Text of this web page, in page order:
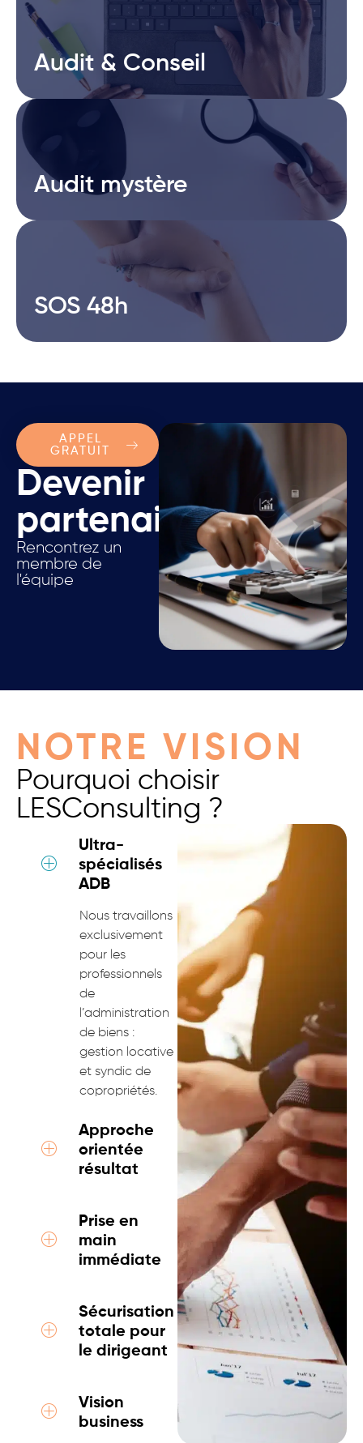
Audit & Conseil
Audit & Conseil
Audit mystère
Audit mystère
SOS 48h
SOS 48h
Devenir
partenaire.
Rencontrez un
membre de
l'équipe
APPEL
GRATUIT
NOTRE VISION
Pourquoi choisir
LESConsulting ?
Ultra-
spécialisés
ADB
Nous travaillons
exclusivement
pour les
professionnels
de
l’administration
de biens :
gestion locative
et syndic de
copropriétés.
Approche
orientée
résultat
Prise en
main
immédiate
Sécurisation
totale pour
le dirigeant
Vision
business